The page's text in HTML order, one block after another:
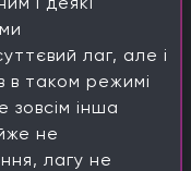
лаг, але і
в таком режимі
зовсім інша
не
лагу не